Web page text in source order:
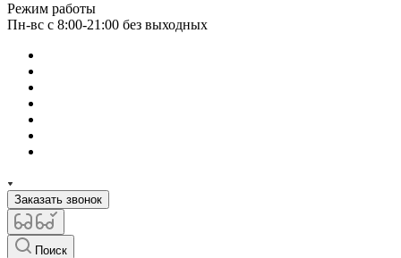
Режим работы
Пн-вс с 8:00-21:00 без выходных
Заказать звонок
Поиск